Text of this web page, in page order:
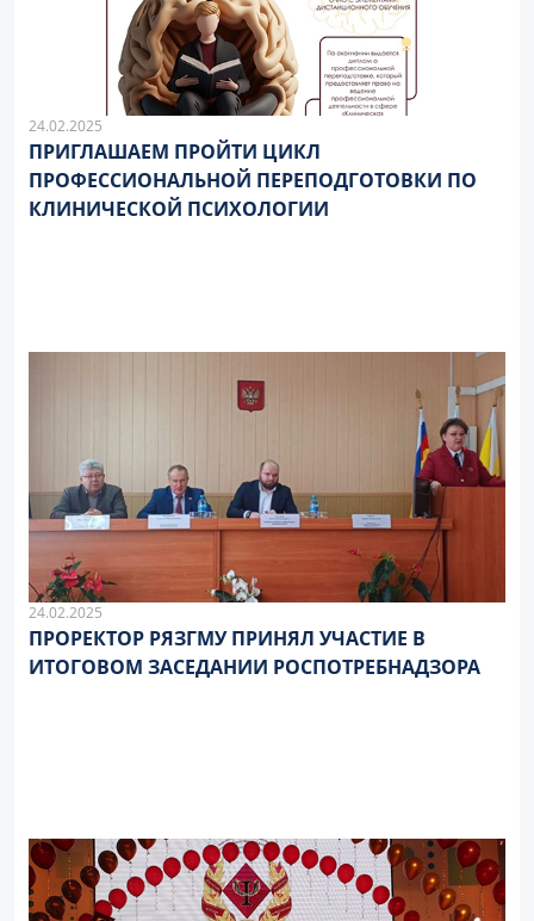
24.02.2025
ПРИГЛАШАЕМ ПРОЙТИ ЦИКЛ
ПРОФЕССИОНАЛЬНОЙ ПЕРЕПОДГОТОВКИ ПО
КЛИНИЧЕСКОЙ ПСИХОЛОГИИ
24.02.2025
ПРОРЕКТОР РЯЗГМУ ПРИНЯЛ УЧАСТИЕ В
ИТОГОВОМ ЗАСЕДАНИИ РОСПОТРЕБНАДЗОРА